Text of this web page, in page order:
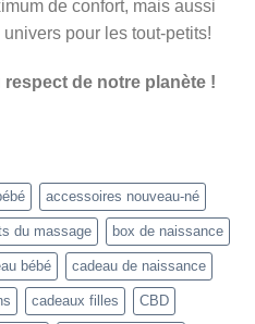
de confort, mais aussi
pour les tout-petits!
de notre planète !
accessoires nouveau-né
du massage box de naissance
bébé cadeau de naissance
cadeaux filles CBD